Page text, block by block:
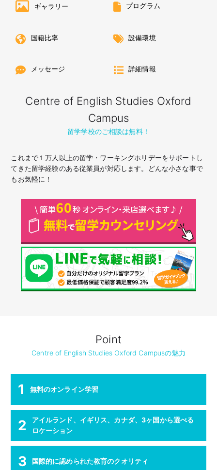
ギャラリー プログラム
国籍比率 設備環境
メッセージ 詳細情報
Centre of English Studies Oxford
Campus
留学学校のご相談は無料！
これまで１万人以上の留学・ワーキングホリデーをサポートし
てきた留学経験のある従業員が対応します。どんな小さな事で
もお気軽に！
Point
Centre of English Studies Oxford Campusの魅力
1 無料のオンライン学習
2
アイルランド、イギリス、カナダ、3ヶ国から選べる
ロケーション
3 国際的に認められた教育のクオリティ